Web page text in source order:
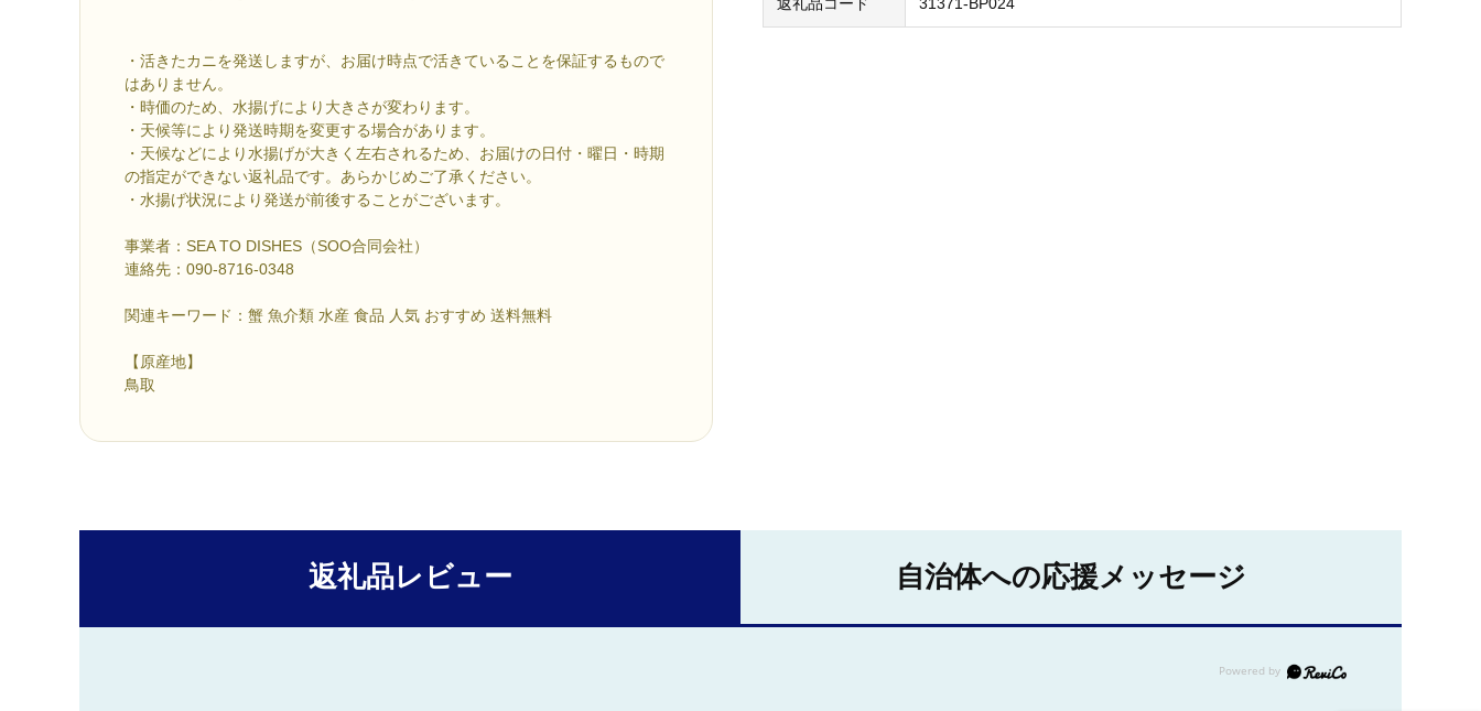
・活きたカニを発送しますが、お届け時点で活きていることを保証するもので
はありません。
・時価のため、水揚げにより大きさが変わります。
・天候等により発送時期を変更する場合があります。
・天候などにより水揚げが大きく左右されるため、お届けの日付・曜日・時期
の指定ができない返礼品です。あらかじめご了承ください。
・水揚げ状況により発送が前後することがございます。
事業者：SEA TO DISHES（SOO合同会社）
連絡先：090-8716-0348
関連キーワード：蟹 魚介類 水産 食品 人気 おすすめ 送料無料
【原産地】
鳥取
返礼品レビュー 自治体への応援メッセージ